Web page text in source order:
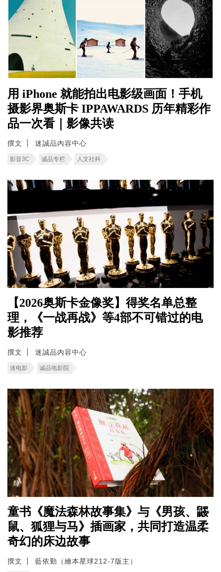
用 iPhone 就能拍出电影级画面！手机
摄影界奥斯卡 IPPAWARDS 历年精彩作
品一次看｜影像共读
撰文 迷誠品內容中心
影音3C 诚品专栏 人文社科
【2026奥斯卡金像奖】得奖名单总整
理，《一战再战》等4部不可错过的电
影推荐
撰文 迷誠品內容中心
迷电影 诚品电影院
童书《魔法森林故事集》与《男孩、鼹
鼠、狐狸与马》插画家，共同打造温柔
奇幻的床边故事
撰文 藍依勤（繪本星球212-7版主）